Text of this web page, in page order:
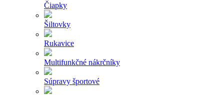
Čiapky
Šiltovky
Rukavice
Multifunkčné nákrčníky
Súpravy športové